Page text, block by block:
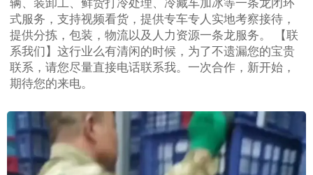
辆、装卸工、鲜货打冷处理、冷藏车加冰等一条龙闭环
式服务，支持视频看货，提供专车专人实地考察接待，
提供分拣，包装，物流以及人力资源一条龙服务。 【联
系我们】这行业么有清闲的时候，为了不遗漏您的宝贵
联系，请您尽量直接电话联系我。一次合作，新开始，
期待您的来电。